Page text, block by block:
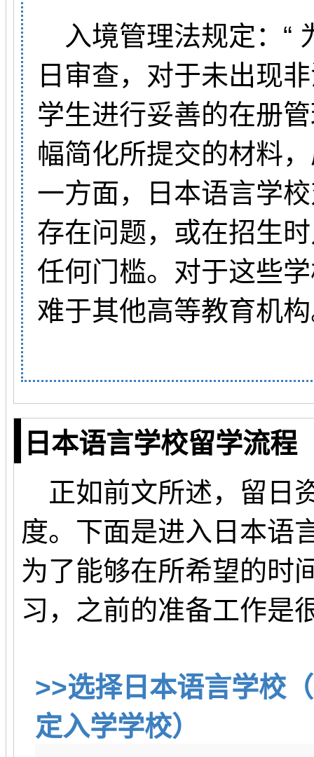
入境管理法规定：“
日审查，对于未出现
学生进行妥善的在册
幅简化所提交的材料
一方面，日本语言学
存在问题，或在招生
任何门槛。对于这些
难于其他高等教育机
日本语言学校留学流程
正如前文所述，留日
度。下面是进入日本语
为了能够在所希望的时
习，之前的准备工作是
>>选择日本语言学校
定入学学校）